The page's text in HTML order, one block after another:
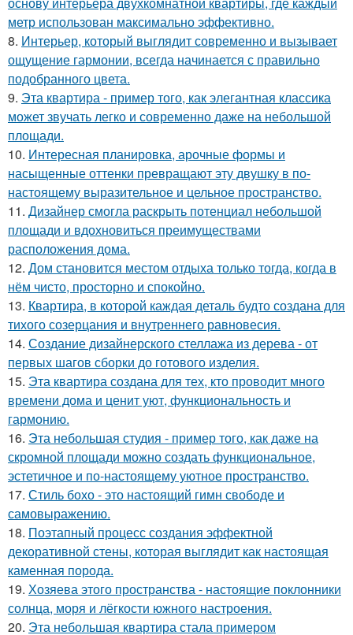
метр использован максимально эффективно.
8. Интерьер, который выглядит современно и вызывает
ощущение гармонии, всегда начинается с правильно
подобранного цвета.
9. Эта квартира - пример того, как элегантная классика
может звучать легко и современно даже на небольшой
площади.
10. Интересная планировка, арочные формы и
насыщенные оттенки превращают эту двушку в по-
настоящему выразительное и цельное пространство.
11. Дизайнер смогла раскрыть потенциал небольшой
площади и вдохновиться преимуществами
расположения дома.
12. Дом становится местом отдыха только тогда, когда в
нём чисто, просторно и спокойно.
13. Квартира, в которой каждая деталь будто создана для
тихого созерцания и внутреннего равновесия.
14. Создание дизайнерского стеллажа из дерева - от
первых шагов сборки до готового изделия.
15. Эта квартира создана для тех, кто проводит много
времени дома и ценит уют, функциональность и
гармонию.
16. Эта небольшая студия - пример того, как даже на
скромной площади можно создать функциональное,
эстетичное и по-настоящему уютное пространство.
17. Стиль бохо - это настоящий гимн свободе и
самовыражению.
18. Поэтапный процесс создания эффектной
декоративной стены, которая выглядит как настоящая
каменная порода.
19. Хозяева этого пространства - настоящие поклонники
солнца, моря и лёгкости южного настроения.
20. Эта небольшая квартира стала примером